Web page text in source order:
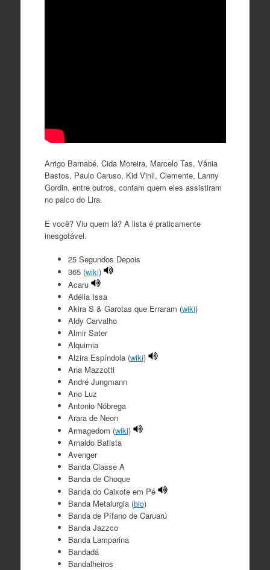
Arrigo Barnabé, Cida Moreira, Marcelo Tas, Vânia
Bastos, Paulo Caruso, Kid Vinil, Clemente, Lanny
Gordin, entre outros, contam quem eles assistiram
no palco do Lira.
E você? Viu quem lá? A lista é praticamente
inesgotável.
25 Segundos Depois
365 (wiki)
Acaru
Adélia Issa
Akira S & Garotas que Erraram (wiki)
Aldy Carvalho
Almir Sater
Alquimia
Alzira Espíndola (wiki)
Ana Mazzotti
André Jungmann
Ano Luz
Antonio Nóbrega
Arara de Neon
Armagedom (wiki)
Arnaldo Batista
Avenger
Banda Classe A
Banda de Choque
Banda do Caixote em Pé
Banda Metalurgia (bio)
Banda de Pífano de Caruarú
Banda Jazzco
Banda Lamparina
Bandadá
Bandalheiros